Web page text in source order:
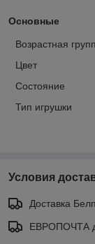
Основные
Возрастная
Цвет
Состояние
Тип игрушки
Условия
Доставка
ЕВРОПОЧТА